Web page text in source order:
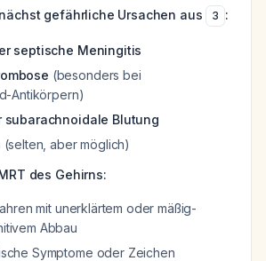
gefährliche Ursachen aus 3 :
septische Meningitis
(besonders bei
Antikörpern)
subarachnoidale Blutung
(selten, aber möglich)
des Gehirns:
mit unerklärtem oder mäßig-
Abbau
Symptome oder Zeichen